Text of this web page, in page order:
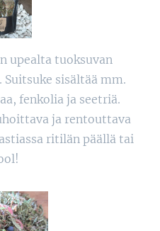
upealta tuoksuvan
sisältää mm.
fenkolia ja seetriä.
ja rentouttava
ritilän päällä tai